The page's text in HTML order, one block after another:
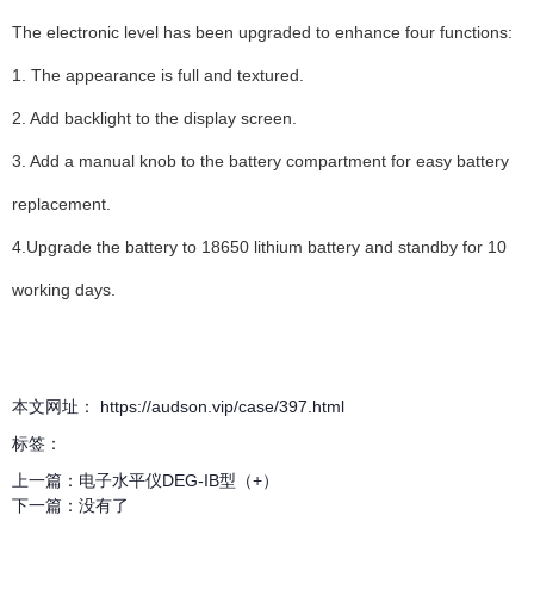
The electronic level has been upgraded to enhance four functions:
1. The appearance is full and textured.
2. Add backlight to the display screen.
3. Add a manual knob to the battery compartment for easy battery
replacement.
4.Upgrade the battery to 18650 lithium battery and standby for 10
working days.
本文网址： https://audson.vip/case/397.html
标签：
上一篇： 电子水平仪DEG-IB型（+）
下一篇： 没有了